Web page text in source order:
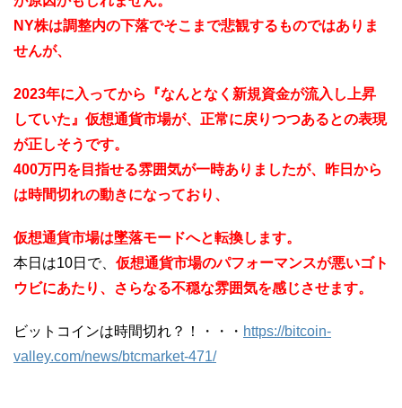
NY株は調整内の下落でそこまで悲観するものではありま
せんが、
2023年に入ってから『なんとなく新規資金が流入し上昇
していた』仮想通貨市場が、正常に戻りつつあるとの表現
が正しそうです。
400万円を目指せる雰囲気が一時ありましたが、昨日から
は時間切れの動きになっており、
仮想通貨市場は墜落モードへと転換します。
本日は10日で、 仮想通貨市場のパフォーマンスが悪いゴト
ウビにあたり、さらなる不穏な雰囲気を感じさせます。
ビットコインは時間切れ？！・・・ https://bitcoin-
valley.com/news/btcmarket-471/